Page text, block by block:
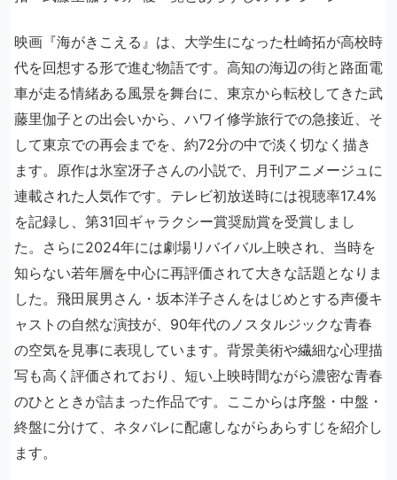
映画『海がきこえる』は、大学生になった杜崎拓が高校時
代を回想する形で進む物語です。高知の海辺の街と路面電
車が走る情緒ある風景を舞台に、東京から転校してきた武
藤里伽子との出会いから、ハワイ修学旅行での急接近、そ
して東京での再会までを、約72分の中で淡く切なく描き
ます。原作は氷室冴子さんの小説で、月刊アニメージュに
連載された人気作です。テレビ初放送時には視聴率17.4%
を記録し、第31回ギャラクシー賞奨励賞を受賞しまし
た。さらに2024年には劇場リバイバル上映され、当時を
知らない若年層を中心に再評価されて大きな話題となりま
した。飛田展男さん・坂本洋子さんをはじめとする声優キ
ャストの自然な演技が、90年代のノスタルジックな青春
の空気を見事に表現しています。背景美術や繊細な心理描
写も高く評価されており、短い上映時間ながら濃密な青春
のひとときが詰まった作品です。ここからは序盤・中盤・
終盤に分けて、ネタバレに配慮しながらあらすじを紹介し
ます。